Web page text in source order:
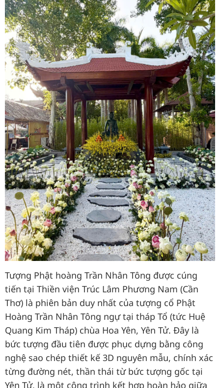
Tượng Phật hoàng Trần Nhân Tông được cúng
tiến tại Thiền viện Trúc Lâm Phương Nam (Cần
Thơ) là phiên bản duy nhất của tượng cổ Phật
Hoàng Trần Nhân Tông ngự tại tháp Tổ (tức Huệ
Quang Kim Tháp) chùa Hoa Yên, Yên Tử. Đây là
bức tượng đầu tiên được phục dựng bằng công
nghệ sao chép thiết kế 3D nguyên mẫu, chính xác
từng đường nét, thần thái từ bức tượng gốc tại
Yên Tử, là một công trình kết hợp hoàn hảo giữa